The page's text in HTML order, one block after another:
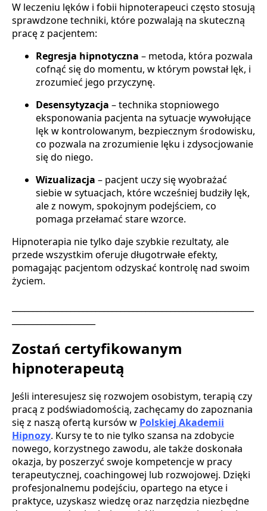
W leczeniu lęków i fobii hipnoterapeuci często stosują
sprawdzone techniki, które pozwalają na skuteczną
pracę z pacjentem:
Regresja hipnotyczna – metoda, która pozwala
cofnąć się do momentu, w którym powstał lęk, i
zrozumieć jego przyczynę.
Desensytyzacja – technika stopniowego
eksponowania pacjenta na sytuacje wywołujące
lęk w kontrolowanym, bezpiecznym środowisku,
co pozwala na zrozumienie lęku i zdysocjowanie
się do niego.
Wizualizacja – pacjent uczy się wyobrażać
siebie w sytuacjach, które wcześniej budziły lęk,
ale z nowym, spokojnym podejściem, co
pomaga przełamać stare wzorce.
Hipnoterapia nie tylko daje szybkie rezultaty, ale
przede wszystkim oferuje długotrwałe efekty,
pomagając pacjentom odzyskać kontrolę nad swoim
życiem.
Zostań certyfikowanym
hipnoterapeutą
Jeśli interesujesz się rozwojem osobistym, terapią czy
pracą z podświadomością, zachęcamy do zapoznania
się z naszą ofertą kursów w Polskiej Akademii
Hipnozy. Kursy te to nie tylko szansa na zdobycie
nowego, korzystnego zawodu, ale także doskonała
okazja, by poszerzyć swoje kompetencje w pracy
terapeutycznej, coachingowej lub rozwojowej. Dzięki
profesjonalnemu podejściu, opartego na etyce i
praktyce, uzyskasz wiedzę oraz narzędzia niezbędne